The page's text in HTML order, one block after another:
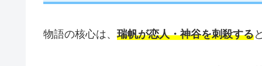
物語の核心は、 瑞帆が恋人・神谷を刺殺する